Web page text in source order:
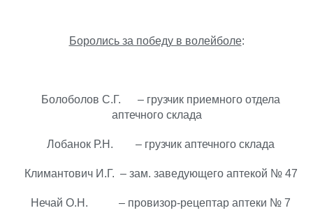
Боролись за победу в волейболе:
Болоболов С.Г. – грузчик приемного отдела
аптечного склада
Лобанок Р.Н. – грузчик аптечного склада
Климантович И.Г. – зам. заведующего аптекой № 47
Нечай О.Н. – провизор-рецептар аптеки № 7